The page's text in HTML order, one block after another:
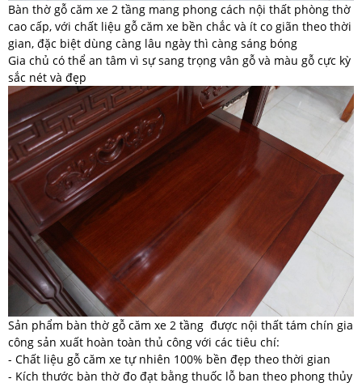
Bàn thờ gỗ căm xe 2 tầng mang phong cách nội thất phòng thờ
cao cấp, với chất liệu gỗ căm xe bền chắc và ít co giãn theo thời
gian, đặc biệt dùng càng lâu ngày thì càng sáng bóng
Gia chủ có thể an tâm vì sự sang trọng vân gỗ và màu gỗ cực kỳ
sắc nét và đẹp
Sản phẩm bàn thờ gỗ căm xe 2 tầng được nội thất tám chín gia
công sản xuất hoàn toàn thủ công với các tiêu chí:
- Chất liệu gỗ căm xe tự nhiên 100% bền đẹp theo thời gian
- Kích thước bàn thờ đo đạt bằng thuốc lỗ ban theo phong thủy